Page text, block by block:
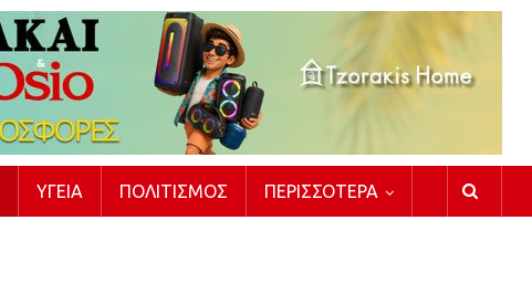
ΥΓΕΊΑ ΠΟΛΙΤΙΣΜΌΣ ΠΕΡΙΣΣΌΤΕΡΑ